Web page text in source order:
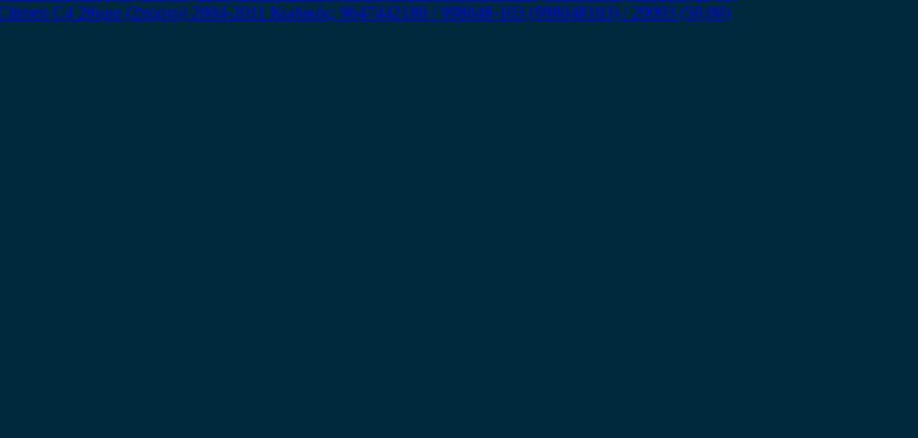
C4 2θυρο (2πορτο) 2004-2011 Κωδικός: 9647442180 / 998048-103 (998048103) / 29093 (50,00)